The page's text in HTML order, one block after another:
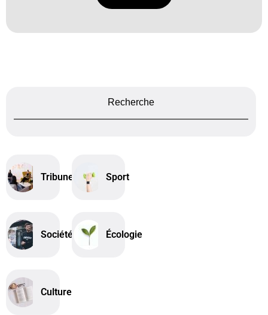
Recherche
Tribune Sport
Société Écologie
Culture